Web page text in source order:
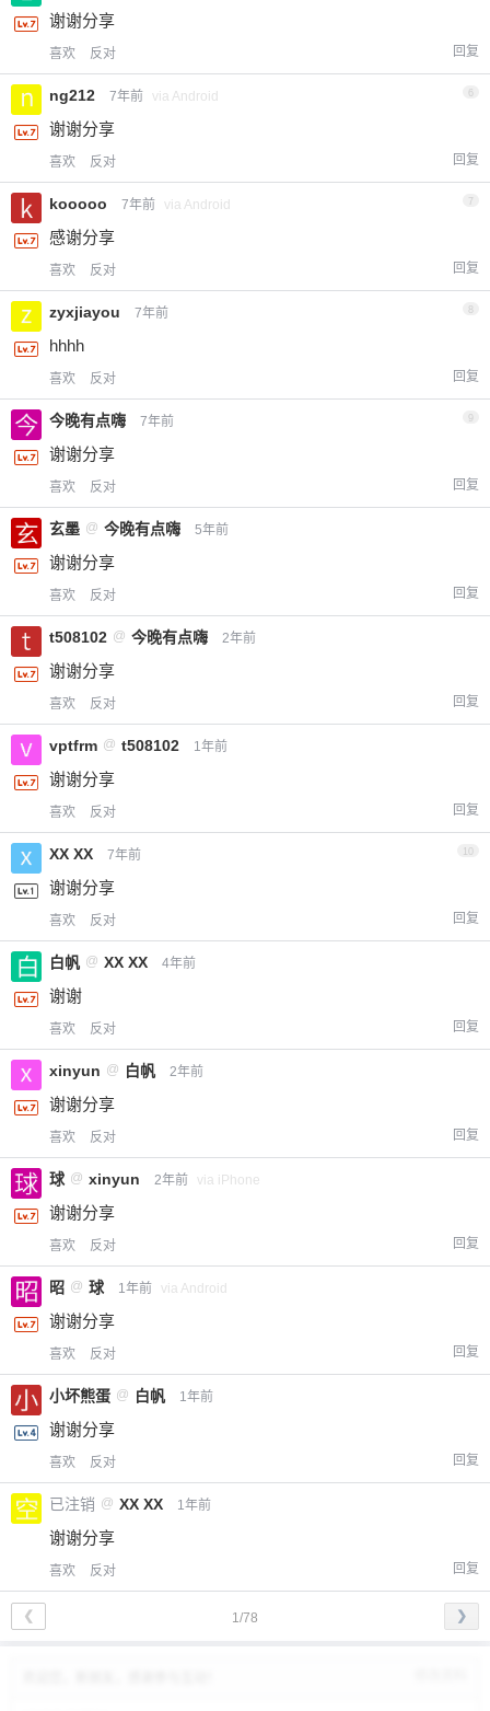
谢谢分享
喜欢 反对 回复
ng212 7年前 via Android
谢谢分享
喜欢 反对 回复
kooooo 7年前 via Android 7
感谢分享
喜欢 反对 回复
zyxjiayou 7年前
hhhh
喜欢 反对 回复
今晚有点嗨 7年前 9
谢谢分享
喜欢 反对 回复
玄墨 @ 今晚有点嗨 5年前
谢谢分享
喜欢 反对 回复
t508102 @ 今晚有点嗨 2年前
谢谢分享
喜欢 反对 回复
vptfrm @ t508102 1年前
谢谢分享
喜欢 反对 回复
XX XX 7年前
谢谢分享
喜欢 反对 回复
白帆 @ XX XX 4年前
谢谢
喜欢 反对 回复
xinyun @ 白帆 2年前
谢谢分享
喜欢 反对 回复
球 @ xinyun 2年前 via iPhone
谢谢分享
喜欢 反对 回复
昭 @ 球 1年前 via Android
谢谢分享
喜欢 反对 回复
小坏熊蛋 @ 白帆 1年前
谢谢分享
喜欢 反对 回复
已注销 @ XX XX 1年前
谢谢分享
喜欢 反对 回复
1/78
❮ ❯